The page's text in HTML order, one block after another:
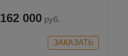
162 000 руб.